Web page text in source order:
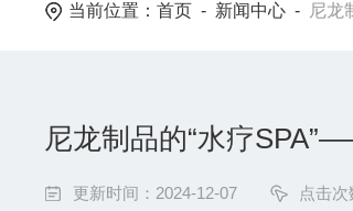
当前位置：首页 - 新闻中心 - 尼龙
尼龙制品的“水疗
更新时间：2024-12-07 点击